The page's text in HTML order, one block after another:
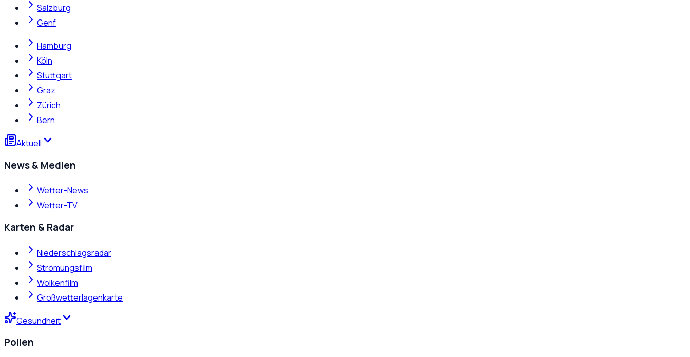
Salzburg
Genf
Hamburg
Köln
Stuttgart
Graz
Zürich
Bern
Aktuell
News & Medien
Wetter-News
Wetter-TV
Karten & Radar
Niederschlagsradar
Strömungsfilm
Wolkenfilm
Großwetterlagenkarte
Gesundheit
Pollen